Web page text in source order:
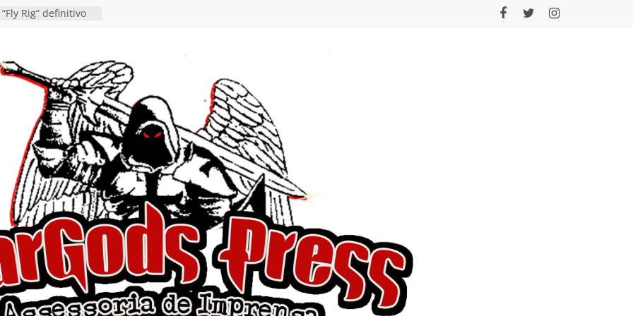
detalha a
“Eclipse”, segundo
“Dreaming”
show em
Autoral” e
do novo single
hiato de uma
lançamento do EP
I Begin”
o single “Keep
Alive!” e detalha
novo álbum